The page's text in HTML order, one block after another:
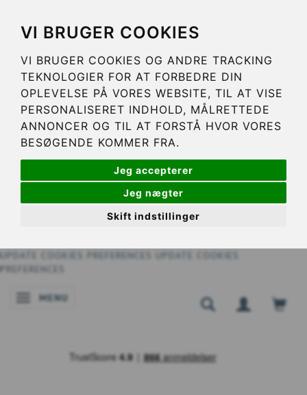
VI BRUGER COOKIES
VI BRUGER COOKIES OG ANDRE TRACKING
TEKNOLOGIER FOR AT FORBEDRE DIN
OPLEVELSE PÅ VORES WEBSITE, TIL AT VISE
PERSONALISERET INDHOLD, MÅLRETTEDE
ANNONCER OG TIL AT FORSTÅ HVOR VORES
BESØGENDE KOMMER FRA.
Jeg accepterer
Jeg nægter
Skift indstillinger
UPDATE COOKIES PREFERENCES
UPDATE COOKIES
PREFERENCES
SKIFTE NAVIGATION
MENU